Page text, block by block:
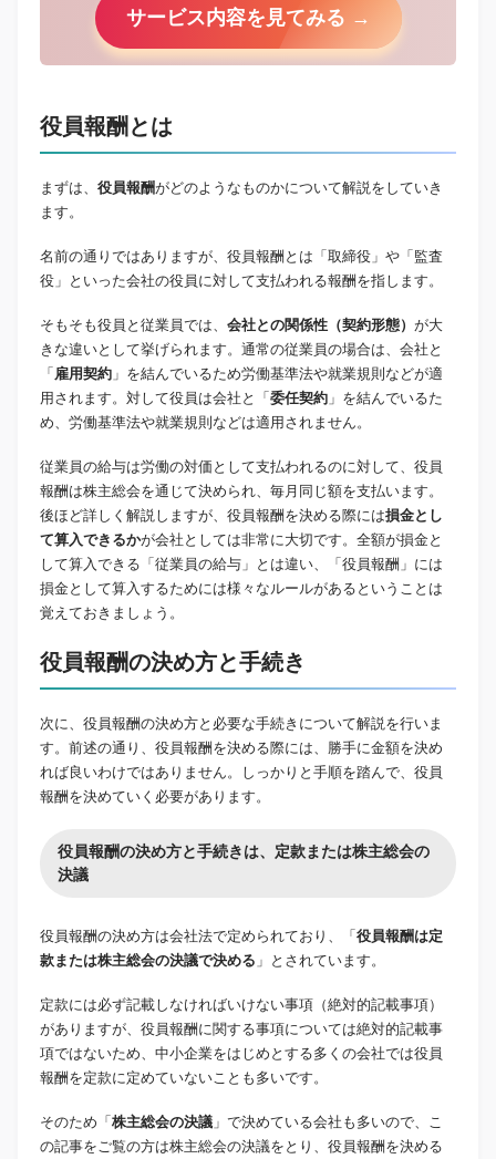
サービス内容を見てみる →
役員報酬とは
まずは、 役員報酬がどのようなものかについて解説をしていき
ます。
名前の通りではありますが、役員報酬とは「取締役」や「監査
役」といった会社の役員に対して支払われる報酬を指します。
そもそも役員と従業員では、 会社との関係性（契約形態） が大
きな違いとして挙げられます。通常の従業員の場合は、会社と
「 雇用契約 」を結んでいるため労働基準法や就業規則などが適
用されます。対して役員は会社と「 委任契約 」を結んでいるた
め、労働基準法や就業規則などは適用されません。
従業員の給与は労働の対価として支払われるのに対して、役員
報酬は株主総会を通じて決められ、毎月同じ額を支払います。
後ほど詳しく解説しますが、役員報酬を決める際には損金とし
て算入できるかが会社としては非常に大切です。全額が損金と
して算入できる「従業員の給与」とは違い、「役員報酬」には
損金として算入するためには様々なルールがあるということは
覚えておきましょう。
役員報酬の決め方と手続き
次に、役員報酬の決め方と必要な手続きについて解説を行いま
す。前述の通り、役員報酬を決める際には、勝手に金額を決め
れば良いわけではありません。しっかりと手順を踏んで、役員
報酬を決めていく必要があります。
役員報酬の決め方と手続きは、定款または株主総会の
決議
役員報酬の決め方は会社法で定められており、「 役員報酬は定
款または株主総会の決議で決める 」とされています。
定款には必ず記載しなければいけない事項（絶対的記載事項）
がありますが、役員報酬に関する事項については絶対的記載事
項ではないため、中小企業をはじめとする多くの会社では役員
報酬を定款に定めていないことも多いです。
そのため「 株主総会の決議 」で決めている会社も多いので、こ
の記事をご覧の方は株主総会の決議をとり、役員報酬を決める